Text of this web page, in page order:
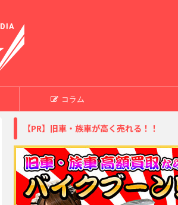
コラム
【PR】旧車・族車が高く売れる！！